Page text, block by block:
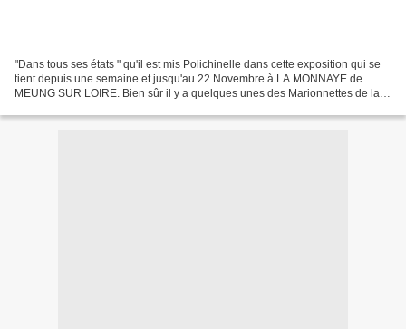
"Dans tous ses états " qu'il est mis Polichinelle dans cette exposition qui se
tient depuis une semaine et jusqu'au 22 Novembre à LA MONNAYE de
MEUNG SUR LOIRE. Bien sûr il y a quelques unes des Marionnettes de la